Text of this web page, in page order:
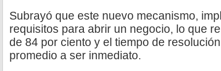
Subrayó que este nuevo mecanismo,
requisitos para abrir un negocio, lo que
de 84 por ciento y el tiempo de
promedio a ser inmediato.